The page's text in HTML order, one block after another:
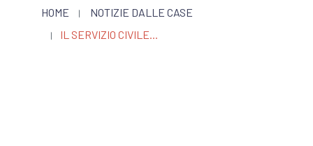
HOME
NOTIZIE DALLE CASE
IL SERVIZIO CIVILE...